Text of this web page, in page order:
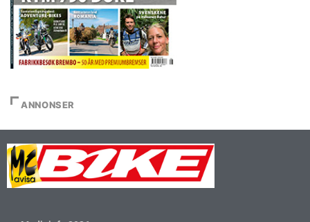
ANNONSER